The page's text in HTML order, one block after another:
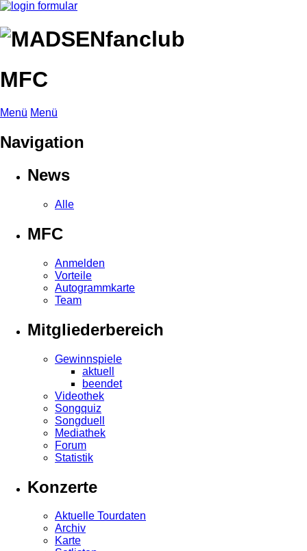
MFC
Menü Menü
Navigation
News
Alle
MFC
Anmelden
Vorteile
Autogrammkarte
Team
Mitgliederbereich
Gewinnspiele
aktuell
beendet
Videothek
Songquiz
Songduell
Mediathek
Forum
Statistik
Konzerte
Aktuelle Tourdaten
Archiv
Karte